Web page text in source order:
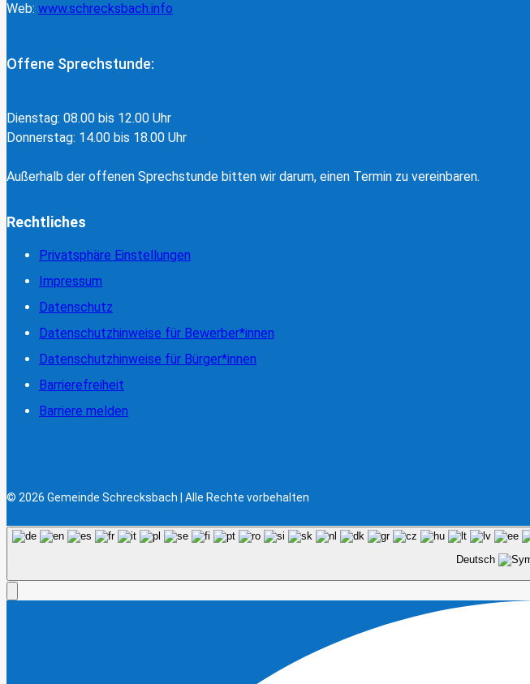
Web: www.schrecksbach.info
Offene Sprechstunde:
Dienstag: 08.00 bis 12.00 Uhr
Donnerstag: 14.00 bis 18.00 Uhr
Außerhalb der offenen Sprechstunde bitten wir darum, einen Termin zu vereinbaren.
Rechtliches
Privatsphäre Einstellungen
Impressum
Datenschutz
Datenschutzhinweise für Bewerber*innen
Datenschutzhinweise für Bürger*innen
Barrierefreiheit
Barriere melden
© 2026 Gemeinde Schrecksbach | Alle Rechte vorbehalten
Deutsch